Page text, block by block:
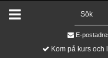
E-
Kom på kurs och